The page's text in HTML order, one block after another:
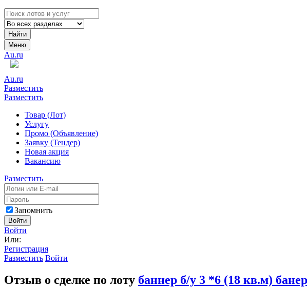
Найти
Меню
Au.ru
Au.ru
Разместить
Разместить
Товар (Лот)
Услугу
Промо (Объявление)
Заявку (Тендер)
Новая акция
Вакансию
Разместить
Запомнить
Войти
Войти
Или:
Регистрация
Разместить Войти
Отзыв о сделке по лоту баннер б/у 3 *6 (18 кв.м)